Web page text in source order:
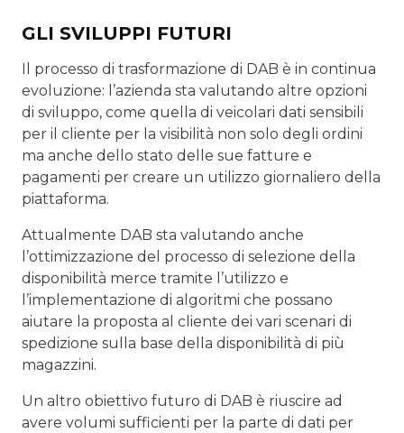
GLI SVILUPPI FUTURI
Il processo di trasformazione di DAB è in continua
evoluzione: l’azienda sta valutando altre opzioni
di sviluppo, come quella di veicolari dati sensibili
per il cliente per la visibilità non solo degli ordini
ma anche dello stato delle sue fatture e
pagamenti per creare un utilizzo giornaliero della
piattaforma.
Attualmente DAB sta valutando anche
l’ottimizzazione del processo di selezione della
disponibilità merce tramite l’utilizzo e
l’implementazione di algoritmi che possano
aiutare la proposta al cliente dei vari scenari di
spedizione sulla base della disponibilità di più
magazzini.
Un altro obiettivo futuro di DAB è riuscire ad
avere volumi sufficienti per la parte di dati per